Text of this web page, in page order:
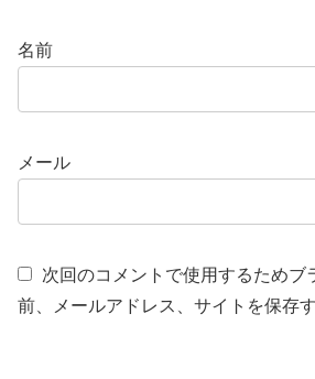
名前
メール
次回のコメントで使用するためブ
前、メールアドレス、サイトを保存す